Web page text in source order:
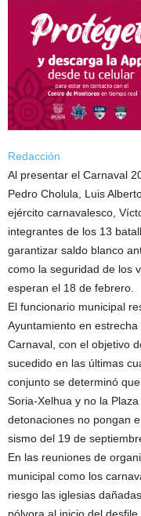
Redacción
Al presentar el Carnaval
Pedro Cholula, Luis
ejército carnavalesco,
integrantes de los 13
garantizar saldo blanco
como la seguridad de los
esperan el 18 de febrero.
El funcionario municipal
Ayuntamiento en
Carnaval, con el objetivo
sucedido en las últimas
conjunto se determinó
Soria-Xelhua y no la
detonaciones no pongan
sismo del 19 de
En las reuniones de
municipal como los
riesgo las iglesias